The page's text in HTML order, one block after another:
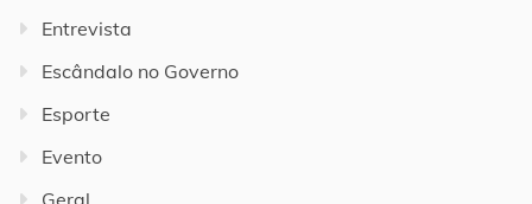
Entrevista
Escândalo no Governo
Esporte
Evento